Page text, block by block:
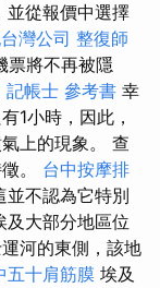
並從報價中選擇
灣公司 整復師
票將不再被隱
記帳士 參考書 幸
1小時，因此，
上的現象。 查
。 台中按摩排
並不認為它特別
及大部分地區位
河的東側，該地
五十肩筋膜 埃及